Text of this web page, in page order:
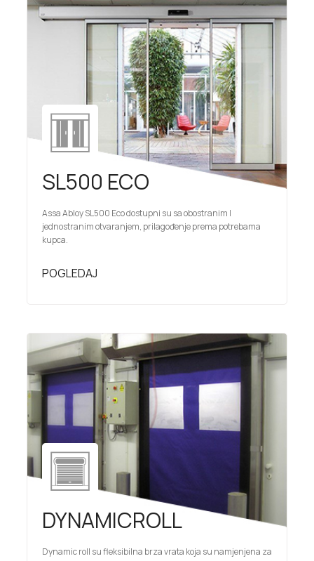
SL500 ECO
Assa Abloy SL500 Eco dostupni su sa obostranim I
jednostranim otvaranjem, prilagođenje prema potrebama
kupca.
POGLEDAJ
DYNAMICROLL
Dynamic roll su fleksibilna brza vrata koja su namjenjena za